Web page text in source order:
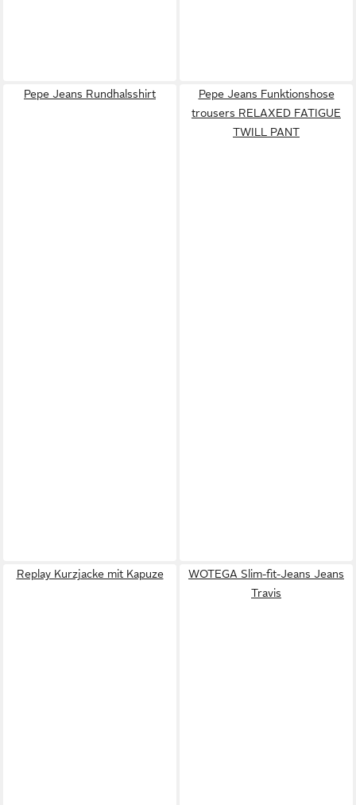
Pepe Jeans Rundhalsshirt
Pepe Jeans Funktionshose
trousers RELAXED FATIGUE
TWILL PANT
Replay Kurzjacke mit Kapuze
WOTEGA Slim-fit-Jeans Jeans
Travis